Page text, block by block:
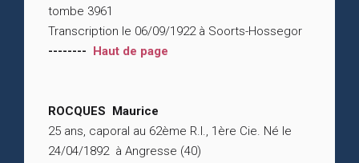
tombe 3961
Transcription le 06/09/1922 à Soorts-Hossegor
-------- Haut de page
ROCQUES Maurice
25 ans, caporal au 62ème R.I., 1ère Cie. Né le
24/04/1892 à Angresse (40)